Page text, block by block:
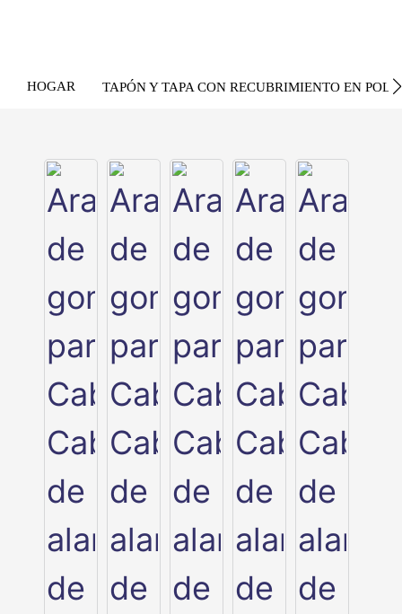
HOGAR TAPÓN Y TAPA CON RECUBRIMIENTO EN